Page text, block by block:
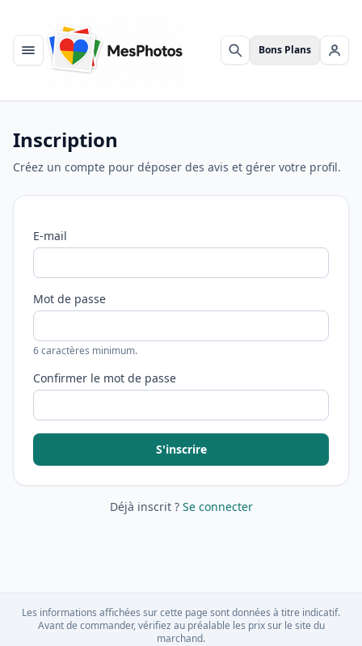
Menu Rechercher
Bons Plans Se
Inscription
Créez un compte pour déposer des avis et gérer votre profil.
E-mail
Mot de passe
6 caractères minimum.
Confirmer le mot de passe
S'inscrire
Déjà inscrit ? Se connecter
Les informations affichées sur cette page sont données à titre indicatif.
Avant de commander, vérifiez au préalable les prix sur le site du
marchand.